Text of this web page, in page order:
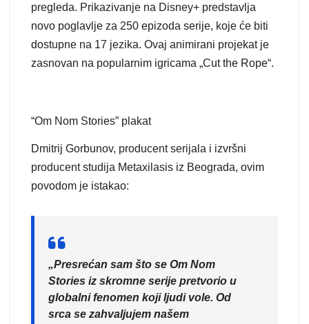
pregleda. Prikazivanje na Disney+ predstavlja
novo poglavlje za 250 epizoda serije, koje će biti
dostupne na 17 jezika. Ovaj animirani projekat je
zasnovan na popularnim igricama „Cut the Rope“.
“Om Nom Stories” plakat
Dmitrij Gorbunov, producent serijala i izvršni
producent studija Metaxilasis iz Beograda, ovim
povodom je istakao:
„Presrećan sam što se Om Nom
Stories iz skromne serije pretvorio u
globalni fenomen koji ljudi vole. Od
srca se zahvaljujem našem